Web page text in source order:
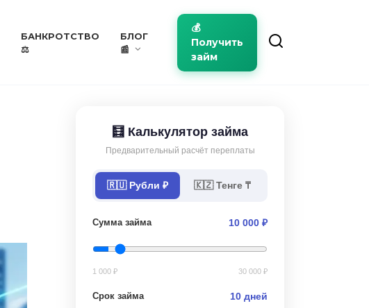
БАНКРОТСТВО
⚖️
БЛОГ
📰
💰
Получить
займ
🧮 Калькулятор займа
Предварительный расчёт переплаты
🇷🇺 Рубли ₽ 🇰🇿 Тенге ₸
Сумма займа 10 000 ₽
1 000 ₽ 30 000 ₽
Срок займа 10 дней